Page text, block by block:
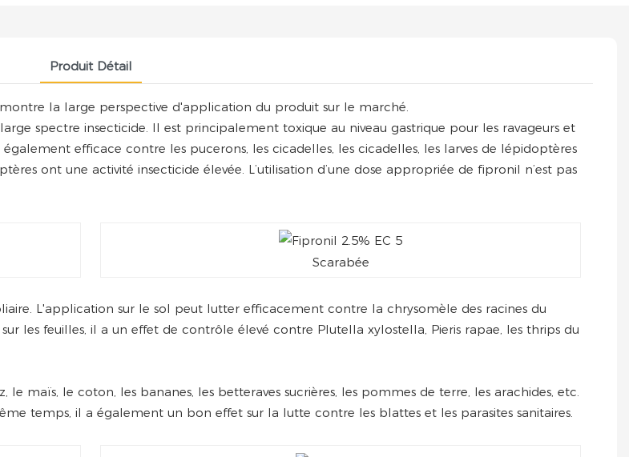
Produit Détail
la large perspective d'application du produit sur le marché.
spectre insecticide. Il est principalement toxique au niveau gastrique pour les ravageurs et
efficace contre les pucerons, les cicadelles, les cicadelles, les larves de lépidoptères
ont une activité insecticide élevée. L’utilisation d’une dose appropriée de fipronil n’est pas
Scarabée
L'application sur le sol peut lutter efficacement contre la chrysomèle des racines du
les feuilles, il a un effet de contrôle élevé contre Plutella xylostella, Pieris rapae, les thrips du
maïs, le coton, les bananes, les betteraves sucrières, les pommes de terre, les arachides, etc.
temps, il a également un bon effet sur la lutte contre les blattes et les parasites sanitaires.